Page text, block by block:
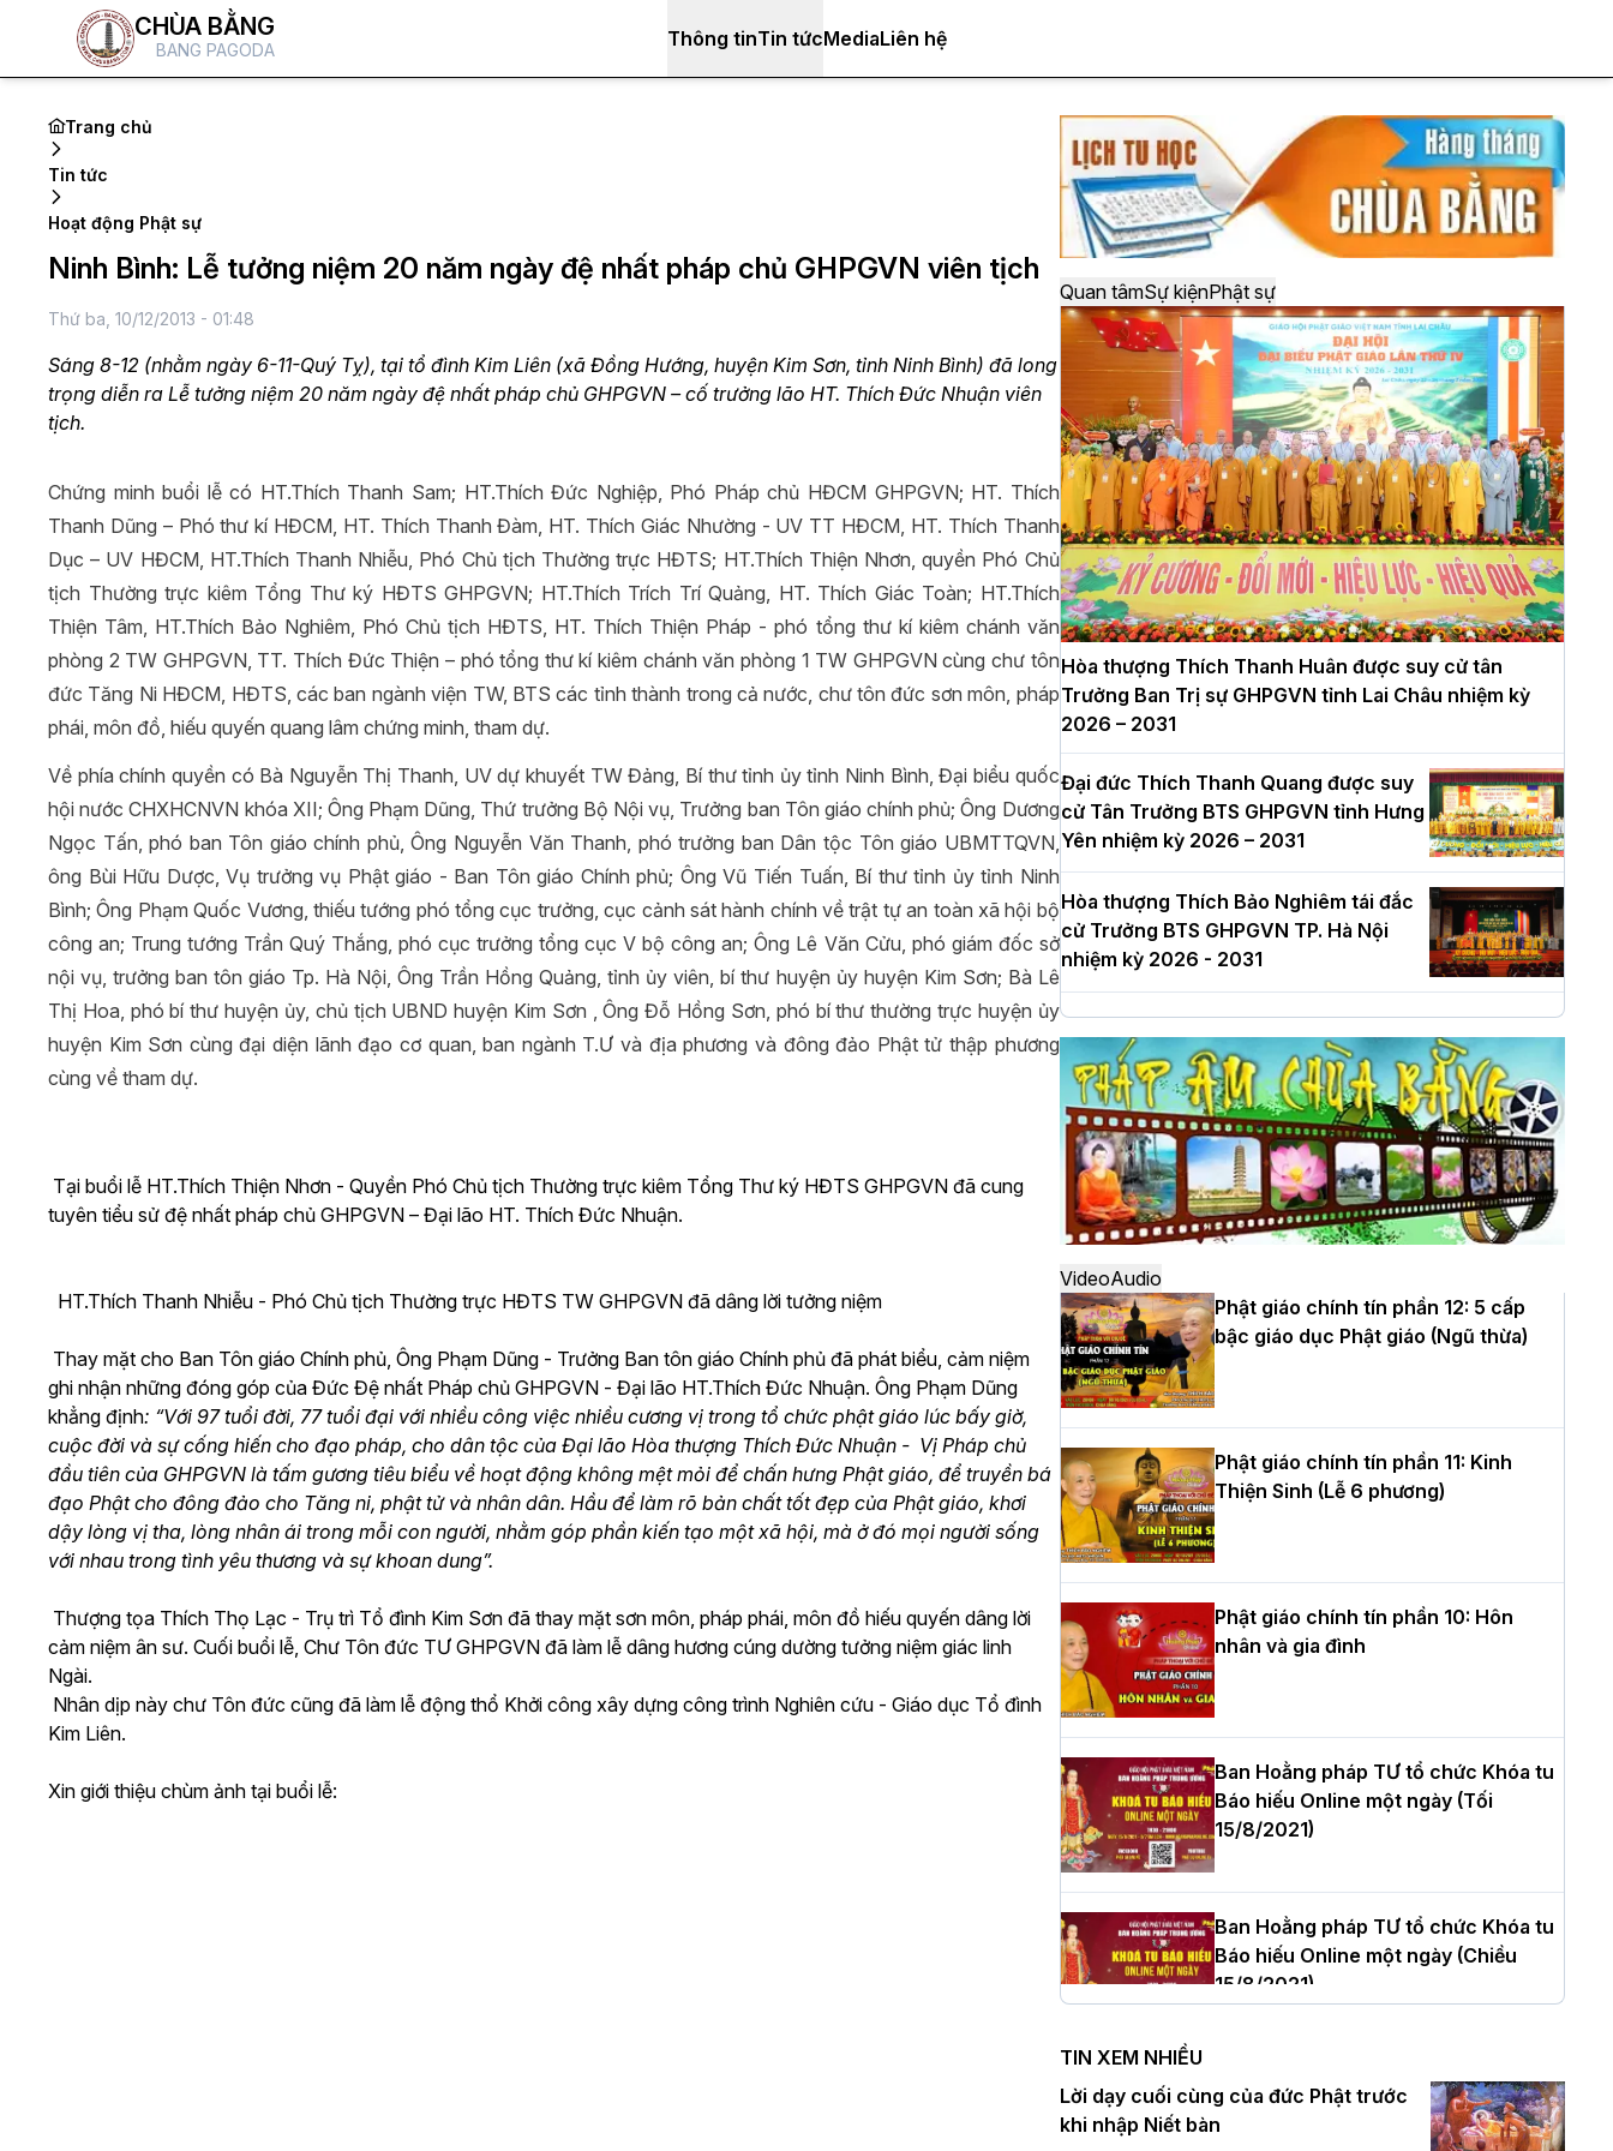
CHÙA BẰNG
BANG PAGODA Thông tinTin tứcMediaLiên hệ
Trang chủ
Tin tức
Hoạt động Phật sự
Ninh Bình: Lễ tưởng niệm 20 năm ngày đệ nhất pháp chủ GHPGVN viên tịch
Thứ ba, 10/12/2013 - 01:48
Sáng 8-12 (nhằm ngày 6-11-Quý Tỵ), tại tổ đình Kim Liên (xã Đồng Hướng, huyện Kim Sơn, tỉnh Ninh Bình) đã long
trọng diễn ra Lễ tưởng niệm 20 năm ngày đệ nhất pháp chủ GHPGVN – cố trưởng lão HT. Thích Đức Nhuận viên
tịch.
Chứng minh buổi lễ có HT.Thích Thanh Sam; HT.Thích Đức Nghiệp, Phó Pháp chủ HĐCM GHPGVN; HT. Thích
Thanh Dũng – Phó thư kí HĐCM, HT. Thích Thanh Đàm, HT. Thích Giác Nhường - UV TT HĐCM, HT. Thích Thanh
Dục – UV HĐCM, HT.Thích Thanh Nhiễu, Phó Chủ tịch Thường trực HĐTS; HT.Thích Thiện Nhơn, quyền Phó Chủ
tịch Thường trực kiêm Tổng Thư ký HĐTS GHPGVN; HT.Thích Trích Trí Quảng, HT. Thích Giác Toàn; HT.Thích
Thiện Tâm, HT.Thích Bảo Nghiêm, Phó Chủ tịch HĐTS, HT. Thích Thiện Pháp - phó tổng thư kí kiêm chánh văn
phòng 2 TW GHPGVN, TT. Thích Đức Thiện – phó tổng thư kí kiêm chánh văn phòng 1 TW GHPGVN cùng chư tôn
đức Tăng Ni HĐCM, HĐTS, các ban ngành viện TW, BTS các tỉnh thành trong cả nước, chư tôn đức sơn môn, pháp
phái, môn đồ, hiếu quyến quang lâm chứng minh, tham dự.
Về phía chính quyền có Bà Nguyễn Thị Thanh, UV dự khuyết TW Đảng, Bí thư tỉnh ủy tỉnh Ninh Bình, Đại biểu quốc
hội nước CHXHCNVN khóa XII; Ông Phạm Dũng, Thứ trưởng Bộ Nội vụ, Trưởng ban Tôn giáo chính phủ; Ông Dương
Ngọc Tấn, phó ban Tôn giáo chính phủ, Ông Nguyễn Văn Thanh, phó trưởng ban Dân tộc Tôn giáo UBMTTQVN,
ông Bùi Hữu Dược, Vụ trưởng vụ Phật giáo - Ban Tôn giáo Chính phủ; Ông Vũ Tiến Tuấn, Bí thư tỉnh ủy tỉnh Ninh
Bình; Ông Phạm Quốc Vương, thiếu tướng phó tổng cục trưởng, cục cảnh sát hành chính về trật tự an toàn xã hội bộ
công an; Trung tướng Trần Quý Thắng, phó cục trưởng tổng cục V bộ công an; Ông Lê Văn Cửu, phó giám đốc sở
nội vụ, trưởng ban tôn giáo Tp. Hà Nội, Ông Trần Hồng Quảng, tỉnh ủy viên, bí thư huyện ủy huyện Kim Sơn; Bà Lê
Thị Hoa, phó bí thư huyện ủy, chủ tịch UBND huyện Kim Sơn , Ông Đỗ Hồng Sơn, phó bí thư thường trực huyện ủy
huyện Kim Sơn cùng đại diện lãnh đạo cơ quan, ban ngành T.Ư và địa phương và đông đảo Phật tử thập phương
cùng về tham dự.
Tại buổi lễ HT.Thích Thiện Nhơn - Quyền Phó Chủ tịch Thường trực kiêm Tổng Thư ký HĐTS GHPGVN đã cung
tuyên tiểu sử đệ nhất pháp chủ GHPGVN – Đại lão HT. Thích Đức Nhuận.
HT.Thích Thanh Nhiễu - Phó Chủ tịch Thường trực HĐTS TW GHPGVN đã dâng lời tưởng niệm
Thay mặt cho Ban Tôn giáo Chính phủ, Ông Phạm Dũng - Trưởng Ban tôn giáo Chính phủ đã phát biểu, cảm niệm
ghi nhận những đóng góp của Đức Đệ nhất Pháp chủ GHPGVN - Đại lão HT.Thích Đức Nhuận. Ông Phạm Dũng
khẳng định: “Với 97 tuổi đời, 77 tuổi đại với nhiều công việc nhiều cương vị trong tổ chức phật giáo lúc bấy giờ,
cuộc đời và sự cống hiến cho đạo pháp, cho dân tộc của Đại lão Hòa thượng Thích Đức Nhuận - Vị Pháp chủ
đầu tiên của GHPGVN là tấm gương tiêu biểu về hoạt động không mệt mỏi để chấn hưng Phật giáo, để truyền bá
đạo Phật cho đông đảo cho Tăng ni, phật tử và nhân dân. Hầu để làm rõ bản chất tốt đẹp của Phật giáo, khơi
dậy lòng vị tha, lòng nhân ái trong mỗi con người, nhằm góp phần kiến tạo một xã hội, mà ở đó mọi người sống
với nhau trong tình yêu thương và sự khoan dung”.
Thượng tọa Thích Thọ Lạc - Trụ trì Tổ đình Kim Sơn đã thay mặt sơn môn, pháp phái, môn đồ hiếu quyến dâng lời
cảm niệm ân sư. Cuối buổi lễ, Chư Tôn đức TƯ GHPGVN đã làm lễ dâng hương cúng dường tưởng niệm giác linh
Ngài.
Nhân dịp này chư Tôn đức cũng đã làm lễ động thổ Khởi công xây dựng công trình Nghiên cứu - Giáo dục Tổ đình
Kim Liên.
Xin giới thiệu chùm ảnh tại buổi lễ:
Quan tâmSự kiệnPhật sự
Hòa thượng Thích Thanh Huân được suy cử tân
Trưởng Ban Trị sự GHPGVN tỉnh Lai Châu nhiệm kỳ
2026 – 2031
Đại đức Thích Thanh Quang được suy
cử Tân Trưởng BTS GHPGVN tỉnh Hưng
Yên nhiệm kỳ 2026 – 2031
Hòa thượng Thích Bảo Nghiêm tái đắc
cử Trưởng BTS GHPGVN TP. Hà Nội
nhiệm kỳ 2026 - 2031
Hà Nội: Long trọng lễ khởi công xây
dựng Trung tâm văn hóa Phật giáo Thủ
đô
Hà Nội: Ngày tu học cuối cùng khép lại
khóa sinh hoạt Phật pháp mùa hè lần
thứ XIV tại chùa Bằng
Học yêu thương trong ngày tu tập thứ
tư của Khóa sinh hoạt Phật pháp mùa
hè tại chùa Bằng
HT.Thích Thọ Lạc được suy cử làm tân
Trưởng BTS GHPGVN tỉnh Nghệ An
Hòa thượng Thích Quảng Tùng tái đắc
cử Trưởng BTS GHPGVN thành phố Hải
Phòng nhiệm kỳ 2026 – 2031
Thượng tọa Thích Tâm Chính được suy
cử tân Trưởng ban Trị sự GHPGVN tỉnh
Hà Nội: Tăng Ni Trường hạ Bồ Đề trang
nghiêm tác pháp Tiền an cư PL.2570 –
DL.2026
VideoAudio
Phật giáo chính tín phần 12: 5 cấp
bậc giáo dục Phật giáo (Ngũ thừa)
Phật giáo chính tín phần 11: Kinh
Thiện Sinh (Lễ 6 phương)
Phật giáo chính tín phần 10: Hôn
nhân và gia đình
Ban Hoằng pháp TƯ tổ chức Khóa tu
Báo hiếu Online một ngày (Tối
15/8/2021)
Ban Hoằng pháp TƯ tổ chức Khóa tu
Báo hiếu Online một ngày (Chiều
15/8/2021)
Ban Hoằng pháp TƯ tổ chức Khóa tu
Báo hiếu Online một ngày (Sáng
15/8/2021)
TIN XEM NHIỀU
Lời dạy cuối cùng của đức Phật trước
khi nhập Niết bàn